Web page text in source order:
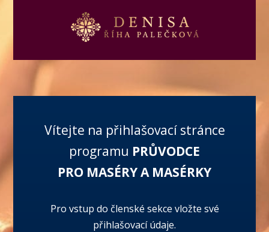
Vítejte na přihlašovací stránce
programu PRŮVODCE
PRO MASÉRY A MASÉRKY
Pro vstup do členské sekce vložte své
přihlašovací údaje.